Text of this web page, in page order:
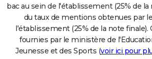
bac au sein de l'établissement (25% de la
du taux de mentions obtenues par
l'établissement (25% de la note finale).
fournies par le ministère de
Jeunesse et des Sports (voir ici pour